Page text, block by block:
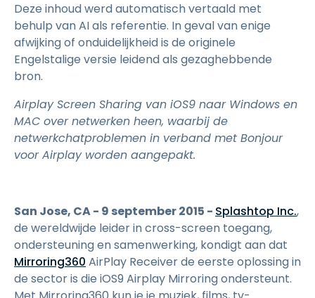
Deze inhoud werd automatisch vertaald met
behulp van AI als referentie. In geval van enige
afwijking of onduidelijkheid is de originele
Engelstalige versie leidend als gezaghebbende
bron.
Airplay Screen Sharing van iOS9 naar Windows en
MAC over netwerken heen, waarbij de
netwerkchatproblemen in verband met Bonjour
voor Airplay worden aangepakt.
San Jose, CA - 9 september 2015 - Splashtop Inc.,
de wereldwijde leider in cross-screen toegang,
ondersteuning en samenwerking, kondigt aan dat
Mirroring360 AirPlay Receiver de eerste oplossing in
de sector is die iOS9 Airplay Mirroring ondersteunt.